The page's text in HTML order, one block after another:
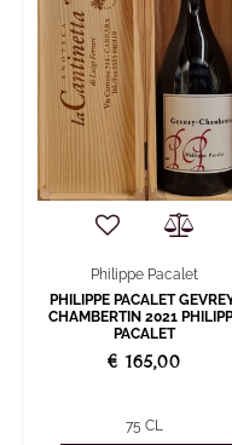
Philippe Pacalet
PHILIPPE PACALET
CHAMBERTIN 2021
PACALET
€ 165,00
75 CL